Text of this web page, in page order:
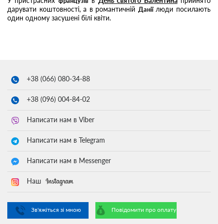
дарувати коштовності, а в романтичній Данії люди посилають
один одному засушені білі квіти.
+38 (066) 080-34-88
+38 (096) 004-84-02
Написати нам в Viber
Написати нам в Telegram
Написати нам в Messenger
Наш
Зв'яжіться зі мною Повідомити про оплату